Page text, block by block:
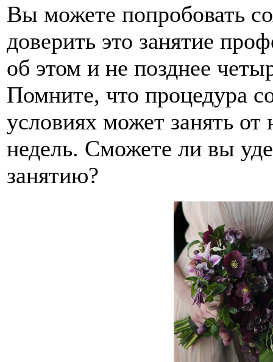
Вы можете попробовать
доверить это занятие
об этом и не позднее
Помните, что процедура
условиях может занять от
недель. Сможете ли вы
занятию?